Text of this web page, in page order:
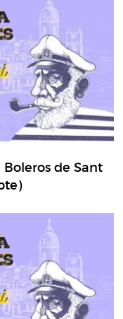
de Sant